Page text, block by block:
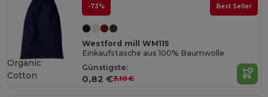
-73% Best Seller
Westford mill WM115
Einkaufstasche aus 100% Baumwolle
Günstigste:
0,82 €3,10 €
Organic
Cotton